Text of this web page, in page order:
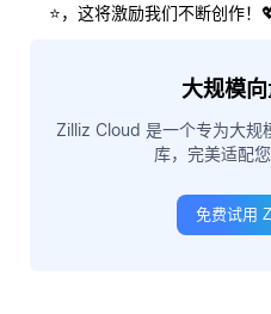
⭐，这将激励我们不断创作！
大规模
Zilliz Cloud 是一个专为大规
库，完美适配您
免费试用